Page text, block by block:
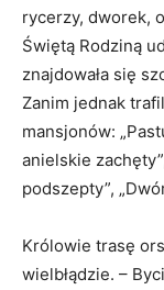
rycerzy, dworek,
Świętą Rodziną
znajdowała się
Zanim jednak
mansjonów:
anielskie
podszepty”,
Królowie trasę
wielbłądzie. –